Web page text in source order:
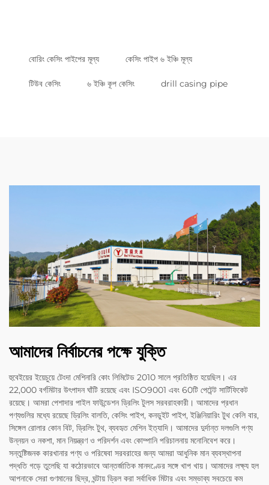
বোরিং কেসিং পাইপের মূল্য কেসিং পাইপ ৬ ইঞ্চি মূল্য
টিউব কেসিং ৬ ইঞ্চি কূপ কেসিং drill casing pipe
আমাদের নির্বাচনের পক্ষে যুক্তি
হুবেইয়ের ইয়েচুয়ে টেংদা মেশিনারি কোং লিমিটেড 2010 সালে প্রতিষ্ঠিত হয়েছিল। এর
22,000 বর্গমিটার উৎপাদন ঘাঁটি রয়েছে এবং ISO9001 এবং 60টি পেটেন্ট সার্টিফিকেট
রয়েছে। আমরা পেশাদার পাইল ফাউন্ডেশন ড্রিলিং টুলস সরবরাহকারী। আমাদের প্রধান
পণ্যগুলির মধ্যে রয়েছে ড্রিলিং বালতি, কেসিং পাইপ, কনডুইট পাইপ, ইঞ্জিনিয়ারিং টুথ কেলি বার,
সিঙ্গেল রোলার কোন বিট, ড্রিলিং টুথ, ব্যবহৃত মেশিন ইত্যাদি। আমাদের দুর্দান্ত দলগুলি পণ্য
উন্নয়ন ও নকশা, মান নিয়ন্ত্রণ ও পরিদর্শন এবং কোম্পানি পরিচালনায় মনোনিবেশ করে।
সন্তুষ্টিজনক কারখানার পণ্য ও পরিষেবা সরবরাহের জন্য আমরা আধুনিক মান ব্যবস্থাপনা
পদ্ধতি গড়ে তুলেছি যা কঠোরভাবে আন্তর্জাতিক মানদণ্ডের সঙ্গে খাপ খায়। আমাদের লক্ষ্য হল
আপনাকে সেরা গুণমানের ছিদ্র, ঘন্টায় ড্রিল করা সর্বাধিক মিটার এবং সম্ভাব্য সবচেয়ে কম